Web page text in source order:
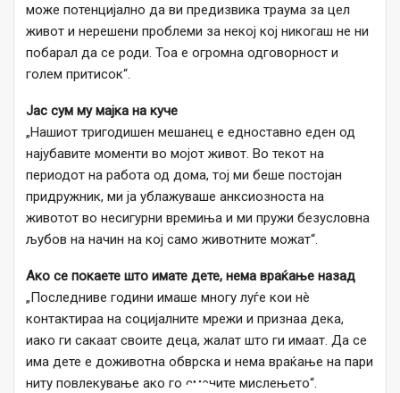
може потенцијално да ви предизвика траума за цел
живот и нерешени проблеми за некој кој никогаш не ни
побарал да се роди. Тоа е огромна одговорност и
голем притисок“.
Јас сум му мајка на куче
„Нашиот тригодишен мешанец е едноставно еден од
најубавите моменти во мојот живот. Во текот на
периодот на работа од дома, тој ми беше постојан
придружник, ми ја ублажуваше анксиозноста на
животот во несигурни времиња и ми пружи безусловна
љубов на начин на кој само животните можат“.
Ако се покаете што имате дете, нема враќање назад
„Последниве години имаше многу луѓе кои нè
контактираа на социјалните мрежи и признаа дека,
иако ги сакаат своите деца, жалат што ги имаат. Да се ​​
има дете е доживотна обврска и нема враќање на пари
ниту повлекување ако го смените мислењето“.